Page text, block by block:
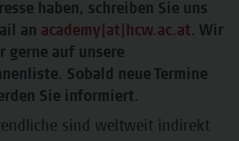
haben, schreiben Sie uns
an academy[at]hcw.ac.at. Wir
gerne auf unsere
Sobald neue Termine
Sie informiert.
sind weltweit indirekt